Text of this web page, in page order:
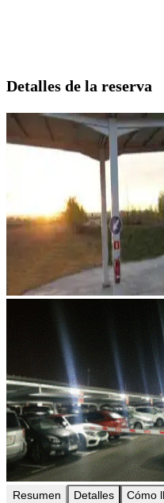
Detalles de la reserva
Resumen Detalles Cómo